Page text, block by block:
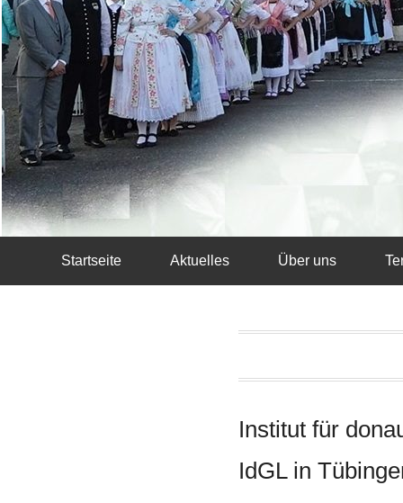
Startseite Aktuelles Über uns
Institut für
IdGL in